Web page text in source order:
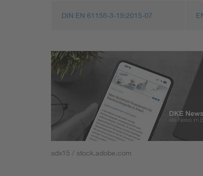
DIN EN 61158-3-19:2015-07
sdx15 / stock.adobe.com